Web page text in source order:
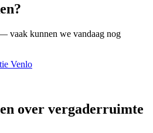
vaak kunnen we vandaag nog
Venlo
over vergaderruimte